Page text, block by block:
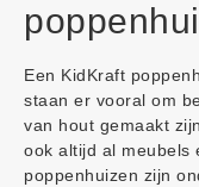
Een KidKraft
staan er vooral om
van hout gemaakt
ook altijd al meubels
poppenhuizen zijn